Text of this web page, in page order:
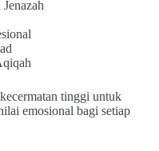
tinggi untuk
emosional bagi setiap